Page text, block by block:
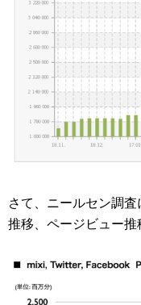
さて、ニールセン調
推移、ページビュー推